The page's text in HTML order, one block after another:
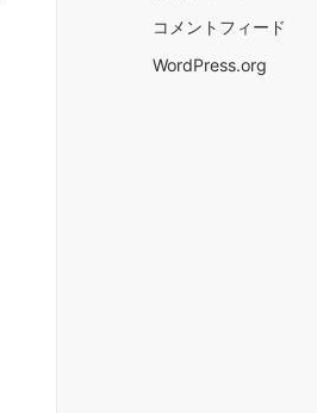
コメントフィード
WordPress.org